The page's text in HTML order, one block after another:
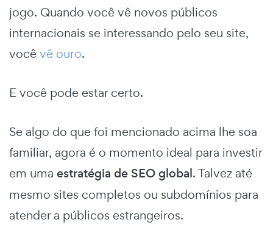
jogo. Quando você vê novos públicos
internacionais se interessando pelo seu site,
você vê ouro.
E você pode estar certo.
Se algo do que foi mencionado acima lhe soa
familiar, agora é o momento ideal para investir
em uma estratégia de SEO global. Talvez até
mesmo sites completos ou subdomínios para
atender a públicos estrangeiros.